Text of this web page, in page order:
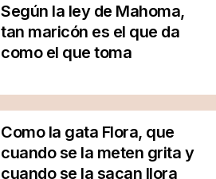
Según la ley de Mahoma,
tan maricón es el que da
como el que toma
Como la gata Flora, que
cuando se la meten grita y
cuando se la sacan llora